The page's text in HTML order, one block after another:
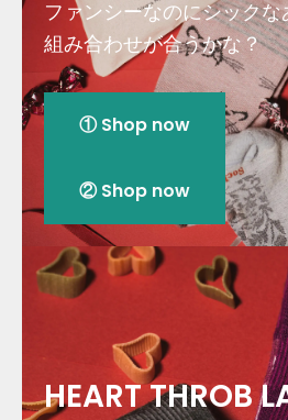
ファンシーなのにシック
組み合わせが合うかな？
① Shop now
② Shop now
HEART THROB